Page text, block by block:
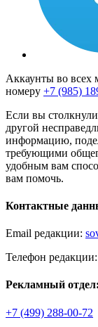
Аккаунты во всех
номеру +7 (985)
Если вы
другой
информацию,
требующими
удобным вам
вам помочь.
Контактные
Email редакции:
Телефон редакции:
Рекламный отдел:
+7 (499) 288-00-72